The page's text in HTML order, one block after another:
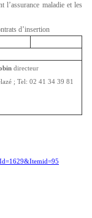
l’assurance maladie et les
d’insertion
directeur
; Tel: 02 41 34 39 81